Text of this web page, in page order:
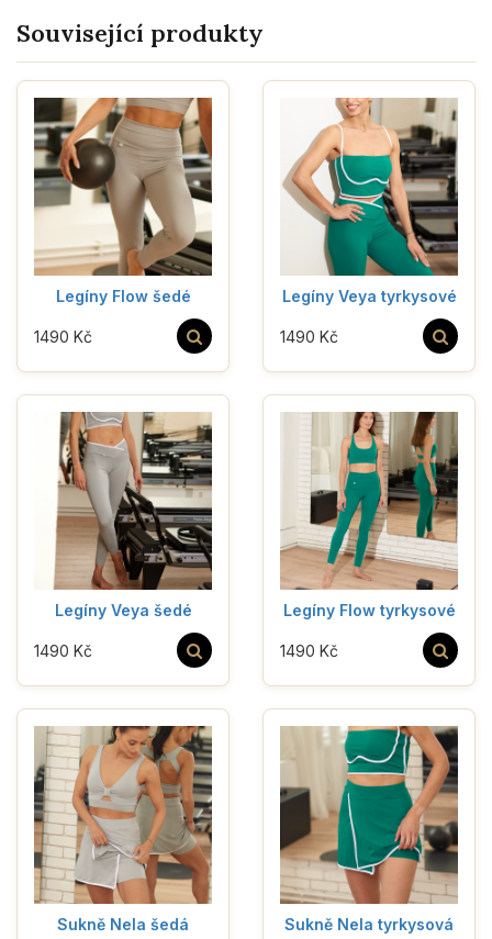
Související produkty
Legíny Flow šedé
1490 Kč
Legíny Veya tyrkysové
1490 Kč
Legíny Veya šedé
1490 Kč
Legíny Flow tyrkysové
1490 Kč
Sukně Nela šedá Sukně Nela tyrkysová